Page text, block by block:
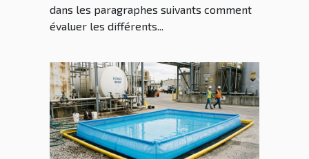
dans les paragraphes suivants comment
évaluer les différents...